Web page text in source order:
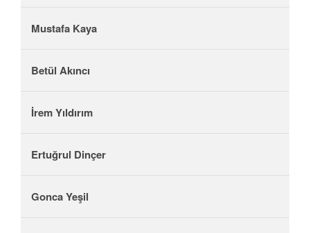
Mustafa Kaya
Betül Akıncı
İrem Yıldırım
Ertuğrul Dinçer
Gonca Yeşil